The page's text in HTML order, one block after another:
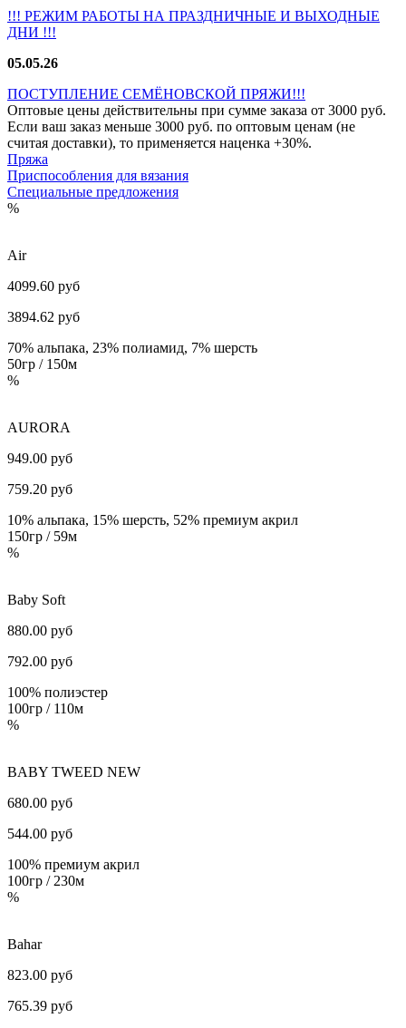
!!! РЕЖИМ РАБОТЫ НА ПРАЗДНИЧНЫЕ И ВЫХОДНЫЕ
ДНИ !!!
05.05.26
ПОСТУПЛЕНИЕ СЕМЁНОВСКОЙ ПРЯЖИ!!!
Оптовые цены действительны при сумме заказа от 3000 руб.
Если ваш заказ меньше 3000 руб. по оптовым ценам (не
считая доставки), то применяется наценка +30%.
Пряжа
Приспособления для вязания
Специальные предложения
%
Air
4099.60 руб
3894.62 руб
70% альпака, 23% полиамид, 7% шерсть
50гр / 150м
%
AURORA
949.00 руб
759.20 руб
10% альпака, 15% шерсть, 52% премиум акрил
150гр / 59м
%
Baby Soft
880.00 руб
792.00 руб
100% полиэстер
100гр / 110м
%
BABY TWEED NEW
680.00 руб
544.00 руб
100% премиум акрил
100гр / 230м
%
Bahar
823.00 руб
765.39 руб